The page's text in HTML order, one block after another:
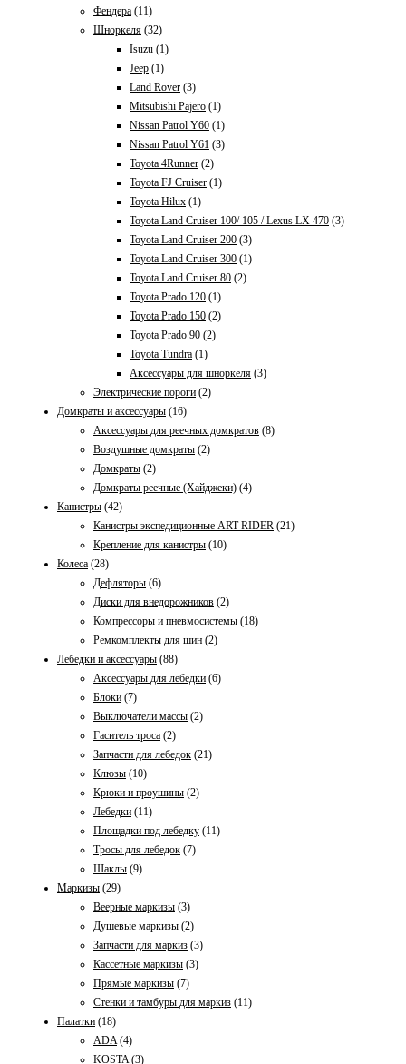
Фендера (11)
Шноркеля (32)
Isuzu (1)
Jeep (1)
Land Rover (3)
Mitsubishi Pajero (1)
Nissan Patrol Y60 (1)
Nissan Patrol Y61 (3)
Toyota 4Runner (2)
Toyota FJ Cruiser (1)
Toyota Hilux (1)
Toyota Land Cruiser 100/ 105 / Lexus LX 470 (3)
Toyota Land Cruiser 200 (3)
Toyota Land Cruiser 300 (1)
Toyota Land Cruiser 80 (2)
Toyota Prado 120 (1)
Toyota Prado 150 (2)
Toyota Prado 90 (2)
Toyota Tundra (1)
Аксессуары для шноркеля (3)
Электрические пороги (2)
Домкраты и аксессуары (16)
Aксессуары для реечных домкратов (8)
Воздушные домкраты (2)
Домкраты (2)
Домкраты реечные (Хайджеки) (4)
Канистры (42)
Канистры экспедиционные ART-RIDER (21)
Крепление для канистры (10)
Колеса (28)
Дефляторы (6)
Диски для внедорожников (2)
Компрессоры и пневмосистемы (18)
Ремкомплекты для шин (2)
Лебедки и аксессуары (88)
Аксессуары для лебедки (6)
Блоки (7)
Выключатели массы (2)
Гаситель тросa (2)
Запчасти для лебедок (21)
Клюзы (10)
Крюки и проушины (2)
Лебедки (11)
Площадки под лебедку (11)
Тросы для лебедок (7)
Шаклы (9)
Маркизы (29)
Веерные маркизы (3)
Душевые маркизы (2)
Запчасти для маркиз (3)
Кассетные маркизы (3)
Прямые маркизы (7)
Стенки и тамбуры для маркиз (11)
Палатки (18)
ADA (4)
KOSTA (3)